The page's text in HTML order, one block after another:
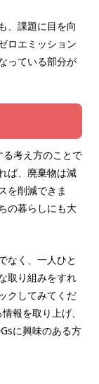
、課題に目を向
ロエミッション
っている部分が
考え方のことで
ば、廃棄物は減
を削減できま
の暮らしにも大
なく、一人ひと
取り組みをすれ
クしてみてくだ
報を取り上げ、
に興味のある方